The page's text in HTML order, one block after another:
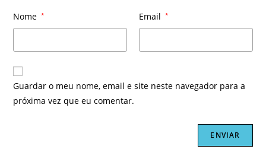
Nome * Email *
Guardar o meu nome, email e site neste navegador para a
próxima vez que eu comentar.